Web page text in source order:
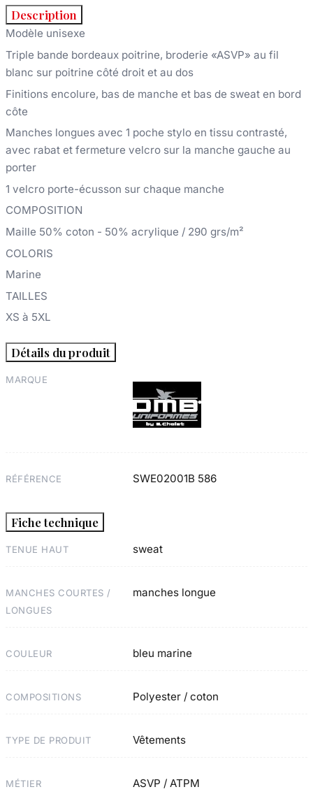
Description
Modèle unisexe
Triple bande bordeaux poitrine, broderie «ASVP» au fil
blanc sur poitrine côté droit et au dos
Finitions encolure, bas de manche et bas de sweat en bord
côte
Manches longues avec 1 poche stylo en tissu contrasté,
avec rabat et fermeture velcro sur la manche gauche au
porter
1 velcro porte-écusson sur chaque manche
COMPOSITION
Maille 50% coton - 50% acrylique / 290 grs/m²
COLORIS
Marine
TAILLES
XS à 5XL
Détails du produit
MARQUE
RÉFÉRENCE SWE02001B 586
Fiche technique
TENUE HAUT sweat
MANCHES COURTES /
LONGUES
manches longue
COULEUR bleu marine
COMPOSITIONS Polyester / coton
TYPE DE PRODUIT Vêtements
MÉTIER ASVP / ATPM